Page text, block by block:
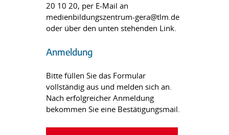
20 10 20, per E-Mail an
medienbildungszentrum-gera@tlm.de
oder über den unten stehenden Link.
Anmeldung
Bitte füllen Sie das Formular
vollständig aus und melden sich an.
Nach erfolgreicher Anmeldung
bekommen Sie eine Bestätigungsmail.